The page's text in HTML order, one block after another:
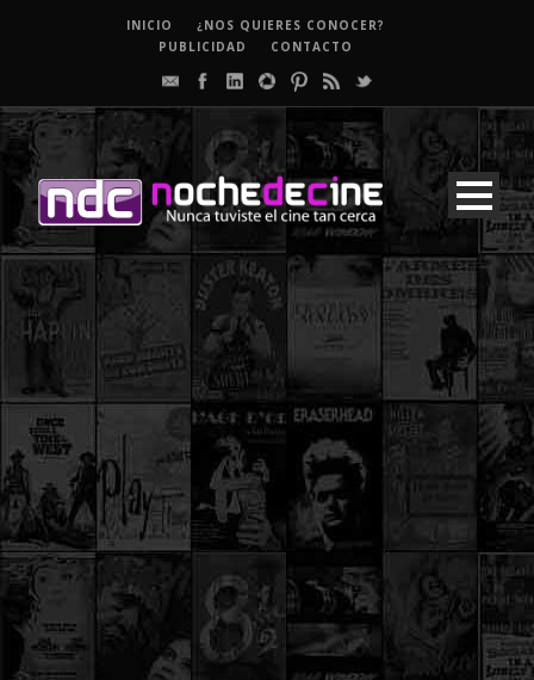
INICIO
¿NOS QUIERES CONOCER?
PUBLICIDAD
CONTACTO